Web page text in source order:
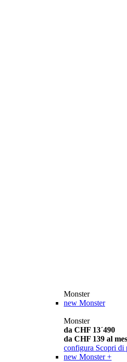
Monster
new Monster
Monster
da CHF 13´490
da CHF 139 al
configura Scopri di
new Monster +